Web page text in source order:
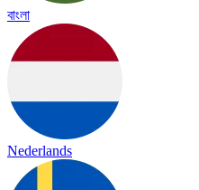
বাংলা
Nederlands